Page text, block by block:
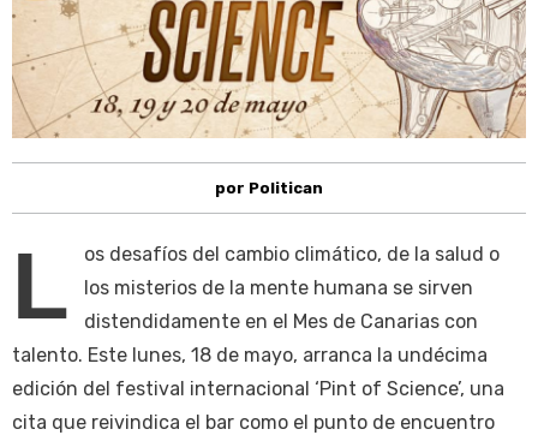
por Politican
L
os desafíos del cambio climático, de la salud o
los misterios de la mente humana se sirven
distendidamente en el Mes de Canarias con
talento. Este lunes, 18 de mayo, arranca la undécima
edición del festival internacional ‘Pint of Science’, una
cita que reivindica el bar como el punto de encuentro